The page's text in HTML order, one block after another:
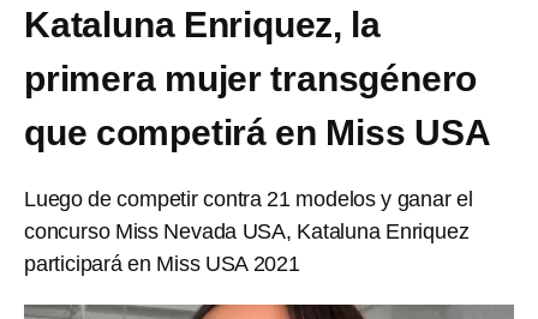
Kataluna Enriquez, la
primera mujer transgénero
que competirá en Miss USA
Luego de competir contra 21 modelos y ganar el
concurso Miss Nevada USA, Kataluna Enriquez
participará en Miss USA 2021